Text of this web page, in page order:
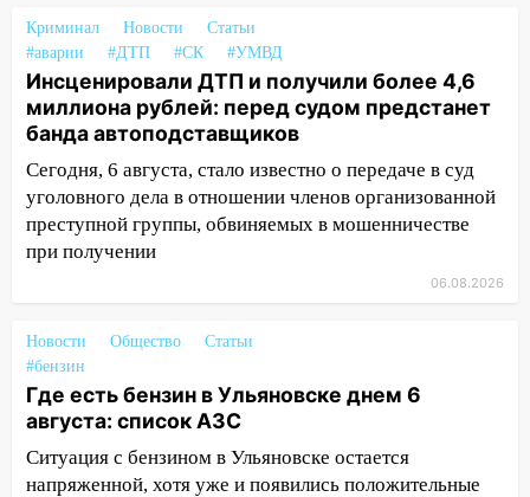
пострадал 14-летний подросток
12:00 Где есть бензин в Ульяновске 7
августа: список АЗС
11:50 Заснул рядом с ребёнком и
случайно задушил его: суд вынес
приговор
11:38 В Ленинском районе пожар
полностью уничтожил дачный дом и
11:38
В Госдуме предложили отменить
ЕГЭ с 2027 года
11:25 В Ульяновске ИИ будет выявлять
нарушителей на контейнерных
площадках
Криминал Новости
Статьи
#аварии
#ДТП #СК #УМВД
Инсценировали ДТП и получили более 4,6
миллиона рублей: перед судом предстанет
банда автоподставщиков
Сегодня, 6 августа, стало известно о передаче в суд
уголовного дела в отношении членов организованной
преступной группы, обвиняемых в мошенничестве
при получении
06.08.2026
Новости Общество
Статьи
#бензин
Где есть бензин в Ульяновске днем 6
августа: список АЗС
Ситуация с бензином в Ульяновске остается
напряженной, хотя уже и появились положительные